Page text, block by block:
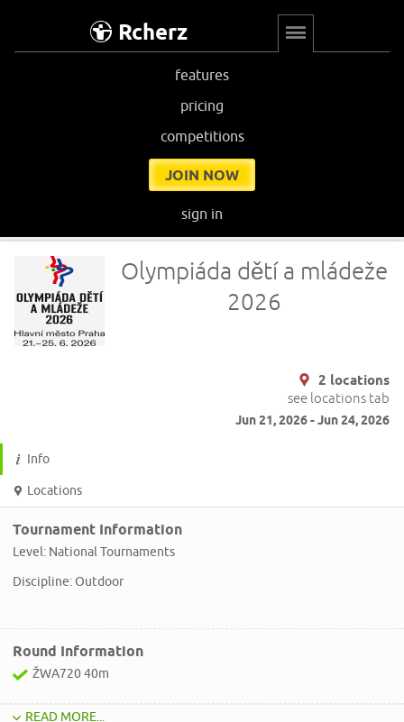
Rcherz
features
pricing
competitions
JOIN NOW
sign in
Olympiáda dětí a mládeže
2026
2 locations
see locations tab
Jun 21, 2026 - Jun 24, 2026
Info
Locations
Tournament Information
Level: National Tournaments
Discipline: Outdoor
Round Information
ŽWA720 40m
READ MORE...